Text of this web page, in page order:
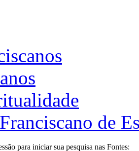
de
para iniciar sua pesquisa nas Fontes: